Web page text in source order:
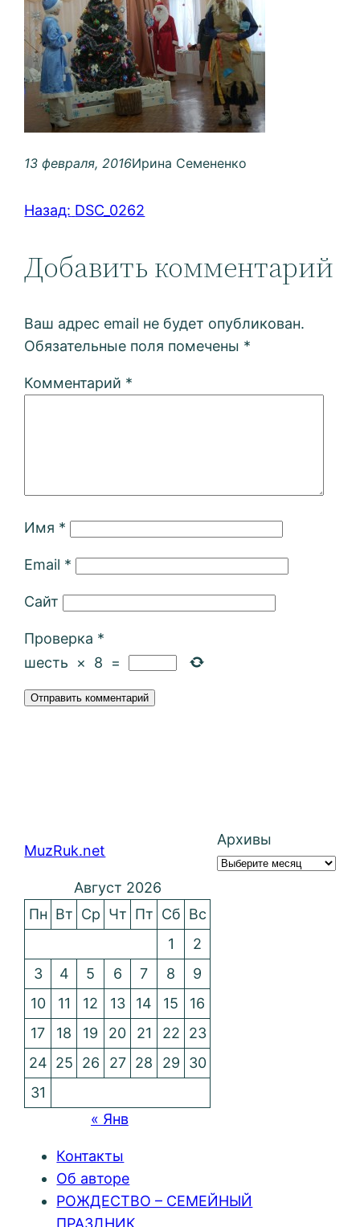
13 февраля, 2016Ирина Семененко
Назад: DSC_0262
Добавить комментарий
Ваш адрес email не будет опубликован.
Обязательные поля помечены *
Комментарий *
Имя *
Email *
Сайт
Проверка *
шесть
× 8 =
MuzRuk.net
Архивы
Август 2026
Пн Вт Ср Чт Пт Сб Вс
1
2
3
4 5 6 7 8
9
10
11 12 13 14 15
16
17
18 19 20 21 22
23
24 25 26 27 28 29
30
31
« Янв
Контакты
Об авторе
РОЖДЕСТВО – СЕМЕЙНЫЙ